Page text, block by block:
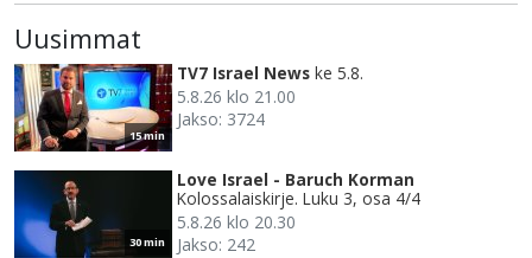
Uusimmat
15 min
TV7 Israel News ke 5.8.
5.8.26 klo 21.00
Jakso: 3724
30 min
Love Israel - Baruch Korman
Kolossalaiskirje. Luku 3, osa 4/4
5.8.26 klo 20.30
Jakso: 242